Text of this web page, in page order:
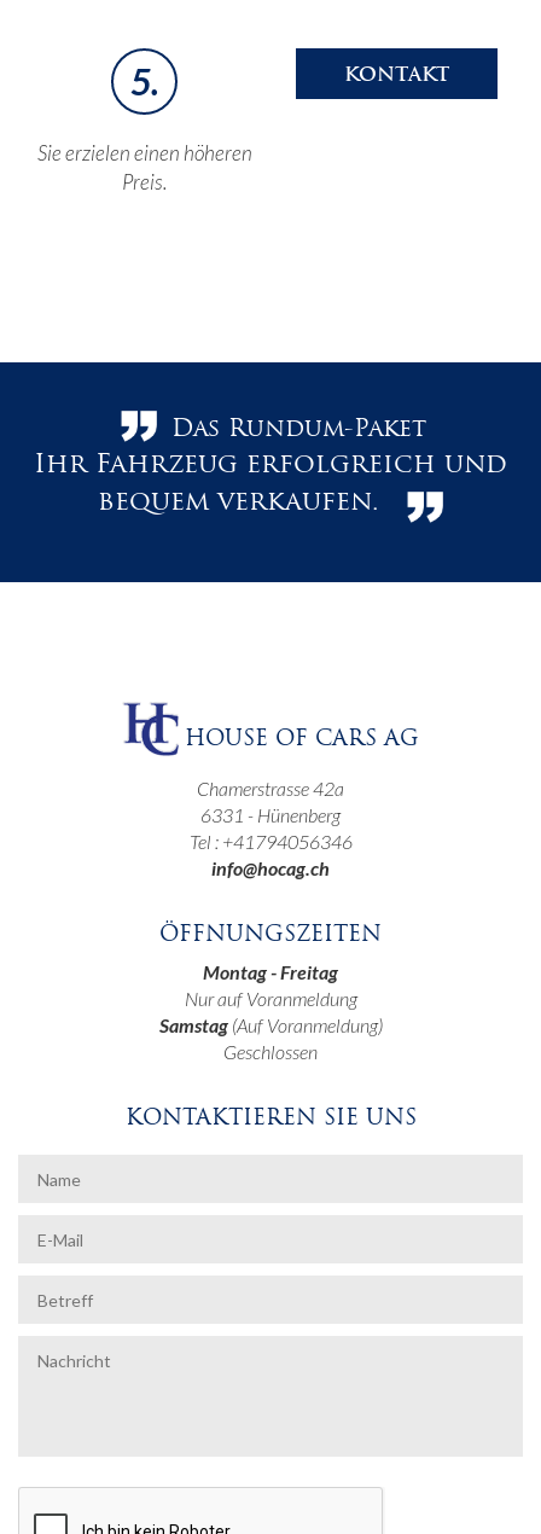
5.
Sie erzielen einen höheren
Preis.
KONTAKT
Das Rundum-Paket
Ihr Fahrzeug erfolgreich und
bequem verkaufen.
HOUSE OF CARS AG
Chamerstrasse 42a
6331 - Hünenberg
Tel : +41794056346
info@hocag.ch
ÖFFNUNGSZEITEN
Montag - Freitag
Nur auf Voranmeldung
Samstag(Auf Voranmeldung)
Geschlossen
KONTAKTIEREN SIE UNS